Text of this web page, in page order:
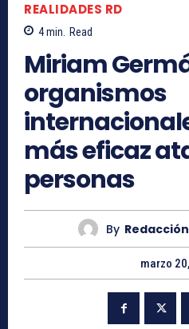
REALIDADES RD
4min. Read
Miriam
organismos
más eficaz
personas
By
marzo